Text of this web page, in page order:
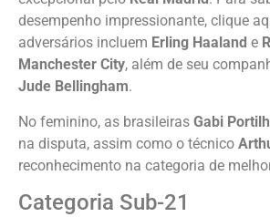
desempenho impressionante, clique
adversários incluem Erling Haaland e
Manchester City, além de seu
Jude Bellingham.
No feminino, as brasileiras Gabi
na disputa, assim como o técnico
reconhecimento na categoria de
Categoria Sub-21